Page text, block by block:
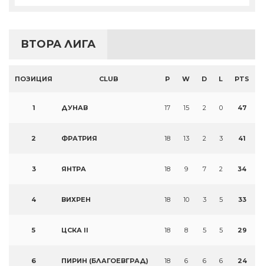
ВТОРА ЛИГА
ПОЗИЦИЯ CLUB P W D L PTS
1 ДУНАВ 17 15 2 0 47
2 ФРАТРИЯ 18 13 2 3 41
3 ЯНТРА 18 9 7 2 34
4 ВИХРЕН 18 10 3 5 33
5 ЦСКА II 18 8 5 5 29
6 ПИРИН (БЛАГОЕВГРАД) 18 6 6 6 24